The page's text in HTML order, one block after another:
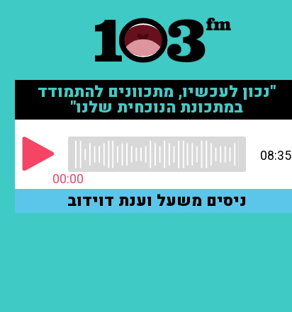
"נכון לעכשיו, מתכוונים להתמודד
במתכונת הנוכחית שלנו"
00:00
08:35
ניסים משעל וענת דוידוב